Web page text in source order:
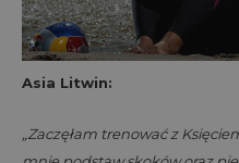
Asia Litwin:
„Zaczęłam trenować z